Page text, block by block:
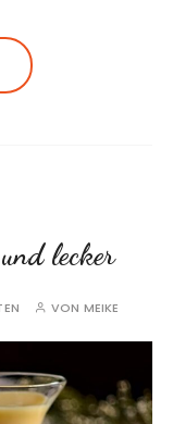
lecker
VON MEIKE